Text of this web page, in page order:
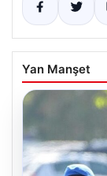
Yan Manşet